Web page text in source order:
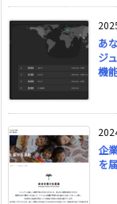
あ
ジ
機
企
を